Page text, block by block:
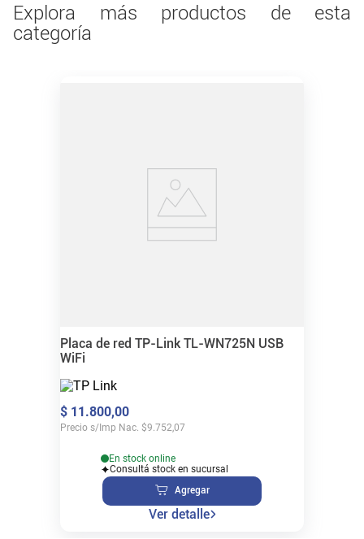
Explora más productos de esta
categoría
Placa de red TP-Link TL-WN725N USB
WiFi
$ 11.800,00
Precio s/Imp Nac. $9.752,07
En stock online
Consultá stock en sucursal
Agregar
Ver detalle